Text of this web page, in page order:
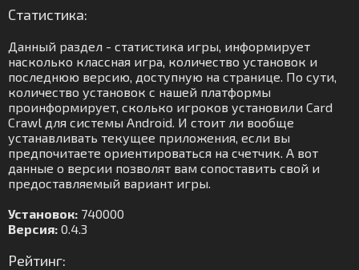
Статистика:
Данный раздел - статистика игры, информирует
насколько классная игра, количество установок и
последнюю версию, доступную на странице. По сути,
количество установок с нашей платформы
проинформирует, сколько игроков установили Card
Crawl для системы Android. И стоит ли вообще
устанавливать текущее приложения, если вы
предпочитаете ориентироваться на счетчик. А вот
данные о версии позволят вам сопоставить свой и
предоставляемый вариант игры.
Установок: 740000
Версия: 0.4.3
Рейтинг: